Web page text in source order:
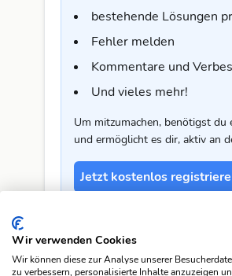
bestehende Lösungen
Fehler melden
Kommentare und
Und vieles mehr!
Um mitzumachen, benötigst du
und ermöglicht es dir, aktiv an
Jetzt kostenlos
Kommentar zur Lösung
🤔 Diese Lösung passt für dich
Wir verwenden Cookies
Wir können diese zur Analyse unserer
zu verbessern, personalisierte Inhalte anzuzeigen